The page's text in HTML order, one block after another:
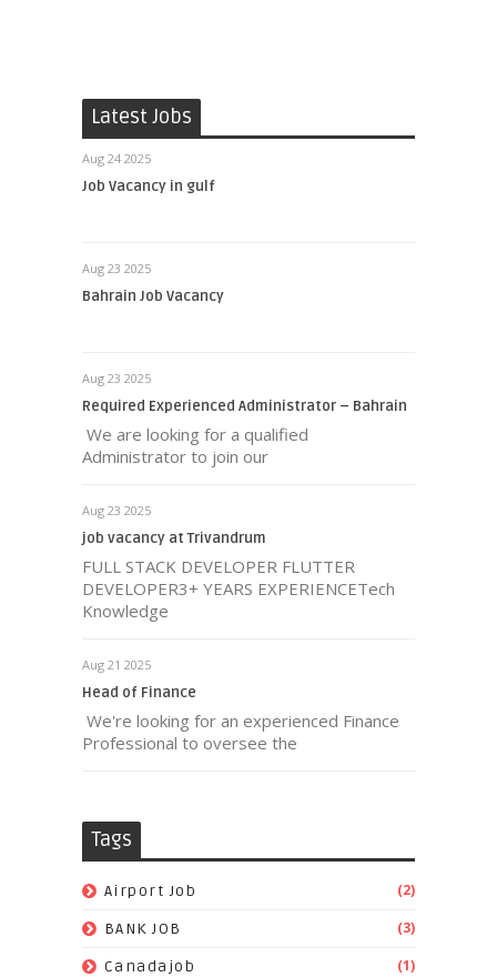
Latest Jobs
Aug 24 2025
Job Vacancy in gulf
Aug 23 2025
Bahrain Job Vacancy
Aug 23 2025
Required Experienced Administrator – Bahrain
We are looking for a qualified
Administrator to join our
Aug 23 2025
job vacancy at Trivandrum
FULL STACK DEVELOPER FLUTTER
DEVELOPER3+ YEARS EXPERIENCETech
Knowledge
Aug 21 2025
Head of Finance
We're looking for an experienced Finance
Professional to oversee the
Tags
Airport Job (2)
BANK JOB (3)
Canadajob (1)